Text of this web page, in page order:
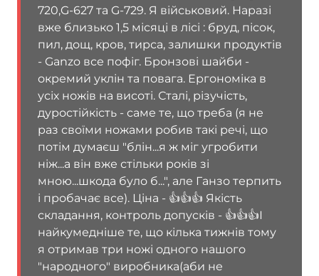
720,G-627 та G-729. Я військовий. Наразі
вже близько 1,5 місяці в лісі : бруд, пісок,
пил, дощ, кров, тирса, залишки продуктів
- Ganzo все пофіг. Бронзові шайби -
окремий уклін та повага. Ергономіка в
усіх ножів на висоті. Сталі, різучість,
дуростійкість - саме те, що треба (я не
раз своїми ножами робив такі речі, що
потім думаєш "блін...я ж міг угробити
ніж...а він вже стільки років зі
мною...шкода було б...", але Ганзо терпить
і пробачає все). Ціна - 👍👍👍 Якість
складання, контроль допусків - 👍👍👍І
найкумедніше те, що кілька тижнів тому
я отримав три ножі одного нашого
"народного" виробника(аби не